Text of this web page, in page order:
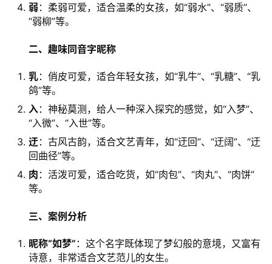
弱 ：柔弱可爱，适合温柔的女孩，如“弱水”、“弱质”、
“弱柳”等。
二、趣味同音字昵称
乳：俏皮可爱，适合年轻女孩，如“乳牛”、“乳糖”、“乳
鸽”等。
入：神秘莫测，给人一种深入探究的感觉，如“入梦”、
“入微”、“入世”等。
迂：古风古韵，适合文艺青年，如“迂回”、“迂阔”、“迂
回曲径”等。
肉 ：活泼可爱，适合吃货，如“肉包”、“肉丸”、“肉饼”
等。
三、案例分析
昵称“如梦” ：这个名字既体现了梦幻般的意境，又富有
诗意，非常适合文艺范儿的女生。